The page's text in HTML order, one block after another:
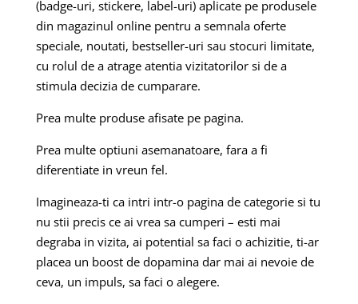
(badge-uri, stickere, label-uri) aplicate pe produsele
din magazinul online pentru a semnala oferte
speciale, noutati, bestseller-uri sau stocuri limitate,
cu rolul de a atrage atentia vizitatorilor si de a
stimula decizia de cumparare.
Prea multe produse afisate pe pagina.
Prea multe optiuni asemanatoare, fara a fi
diferentiate in vreun fel.
Imagineaza-ti ca intri intr-o pagina de categorie si tu
nu stii precis ce ai vrea sa cumperi – esti mai
degraba in vizita, ai potential sa faci o achizitie, ti-ar
placea un boost de dopamina dar mai ai nevoie de
ceva, un impuls, sa faci o alegere.